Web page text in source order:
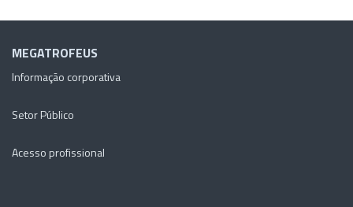
MEGATROFEUS
Informação corporativa
Setor Público
Acesso profissional